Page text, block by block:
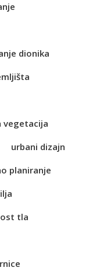
dionika
vegetacija
urbani dizajn
planiranje
tla